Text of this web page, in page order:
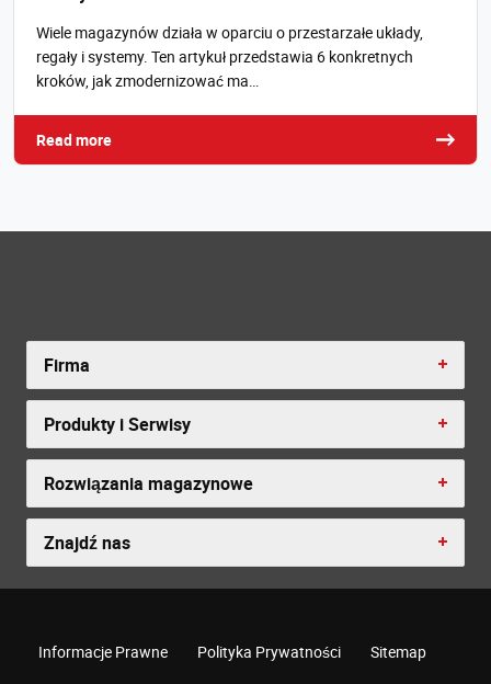
Wiele magazynów działa w oparciu o przestarzałe układy,
regały i systemy. Ten artykuł przedstawia 6 konkretnych
kroków, jak zmodernizować ma…
Read more
Firma
Produkty i Serwisy
Rozwiązania magazynowe
Znajdź nas
Informacje Prawne Polityka Prywatności Sitemap